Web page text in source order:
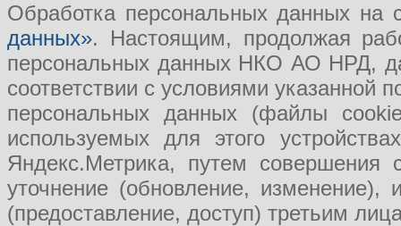
Обработка персональных данных на
данных». Настоящим, продолжая
персональных данных НКО АО НРД,
соответствии с условиями указанной
персональных данных (файлы
используемых для этого
Яндекс.Метрика, путем совершения
уточнение (обновление, изменение),
(предоставление, доступ) третьим